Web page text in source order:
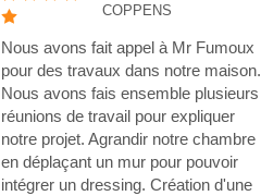
COPPENS
Nous avons fait appel à Mr Fumoux
pour des travaux dans notre maison.
Nous avons fais ensemble plusieurs
réunions de travail pour expliquer
notre projet. Agrandir notre chambre
en déplaçant un mur pour pouvoir
intégrer un dressing. Création d'une